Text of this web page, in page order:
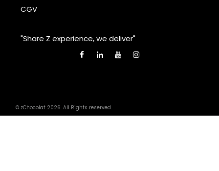
CGV
"Share Z experience, we deliver"
© zChocolat 2026. All Rights reserved.